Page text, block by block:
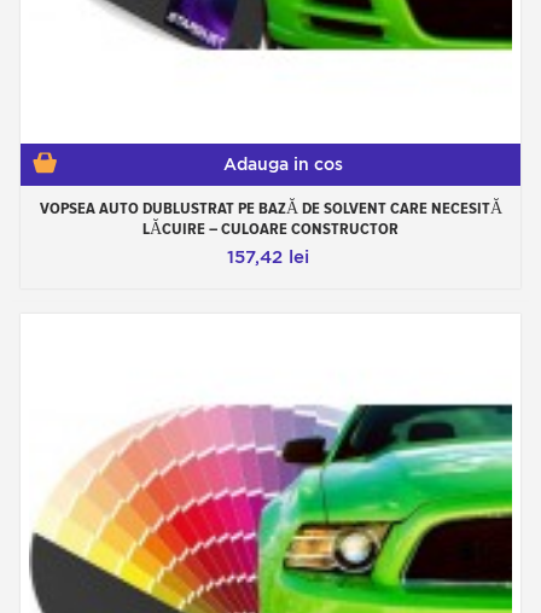
Adauga in cos
VOPSEA AUTO DUBLUSTRAT PE BAZĂ DE SOLVENT CARE NECESITĂ
LĂCUIRE – CULOARE CONSTRUCTOR
157,42 lei